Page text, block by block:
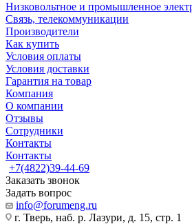
Низковольтное и промышленное
Связь, телекоммуникации
Производители
Как купить
Условия оплаты
Условия доставки
Гарантия на товар
Компания
О компании
Отзывы
Сотрудники
Контакты
Контакты
+7(4822)39-44-69
Заказать звонок
Задать вопрос
info@forumeng.ru
г. Тверь, наб. р. Лазури, д. 15, стр. 1